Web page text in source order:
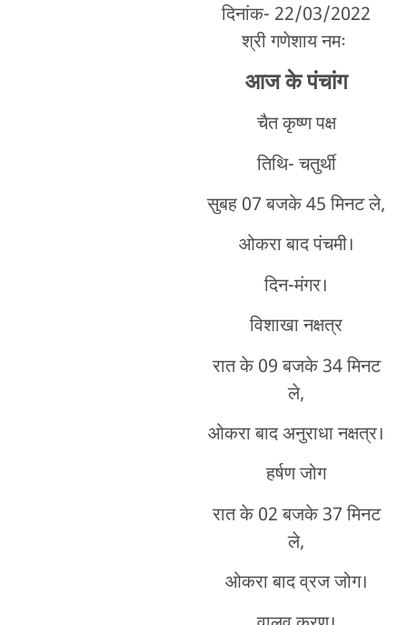
दिनांक- 22/03/2022
श्री गणेशाय नमः
आज के पंचांग
चैत कृष्ण पक्ष
तिथि- चतुर्थी
सुबह 07 बजके 45 मिनट ले,
ओकरा बाद पंचमी।
दिन-मंगर।
विशाखा नक्षत्र
रात के 09 बजके 34 मिनट
ले,
ओकरा बाद अनुराधा नक्षत्र।
हर्षण जोग
रात के 02 बजके 37 मिनट
ले,
ओकरा बाद व्रज जोग।